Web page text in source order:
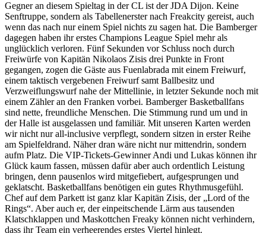
Gegner an diesem Spieltag in der CL ist der JDA Dijon. Keine
Senftruppe, sondern als Tabellenerster nach Freakcity gereist, auch
wenn das nach nur einem Spiel nichts zu sagen hat. Die Bamberger
dagegen haben ihr erstes Champions League Spiel mehr als
unglücklich verloren. Fünf Sekunden vor Schluss noch durch
Freiwürfe von Kapitän Nikolaos Zisis drei Punkte in Front
gegangen, zogen die Gäste aus Fuenlabrada mit einem Freiwurf,
einem taktisch vergebenen Freiwurf samt Ballbesitz und
Verzweiflungswurf nahe der Mittellinie, in letzter Sekunde noch mit
einem Zähler an den Franken vorbei. Bamberger Basketballfans
sind nette, freundliche Menschen. Die Stimmung rund um und in
der Halle ist ausgelassen und familiär. Mit unseren Karten werden
wir nicht nur all-inclusive verpflegt, sondern sitzen in erster Reihe
am Spielfeldrand. Näher dran wäre nicht nur mittendrin, sondern
aufm Platz. Die VIP-Tickets-Gewinner Andi und Lukas können ihr
Glück kaum fassen, müssen dafür aber auch ordentlich Leistung
bringen, denn pausenlos wird mitgefiebert, aufgesprungen und
geklatscht. Basketballfans benötigen ein gutes Rhythmusgefühl.
Chef auf dem Parkett ist ganz klar Kapitän Zisis, der „Lord of the
Rings“. Aber auch er, der einpeitschende Lärm aus tausenden
Klatschklappen und Maskottchen Freaky können nicht verhindern,
dass ihr Team ein verheerendes erstes Viertel hinlegt.